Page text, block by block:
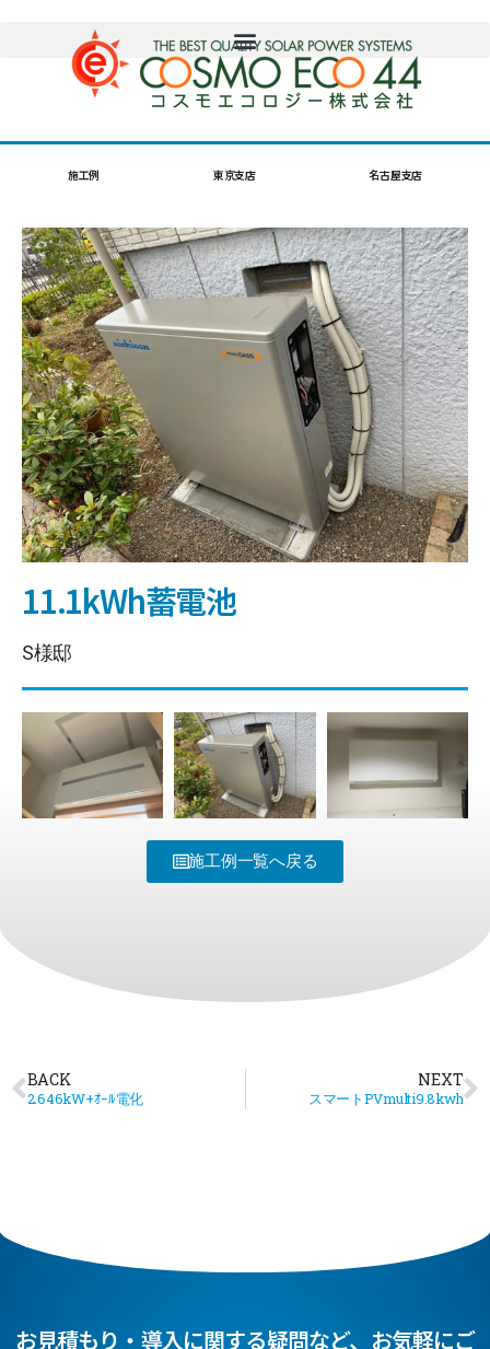
施工例 東京支店 名古屋支店
11.1kWh蓄電池
S様邸
施工例一覧へ戻る
BACK
2.646kW+ｵｰﾙ電化
NEXT
スマートPVmulti9.8kwh
お見積もり・導入に関する疑問など、お気軽にご